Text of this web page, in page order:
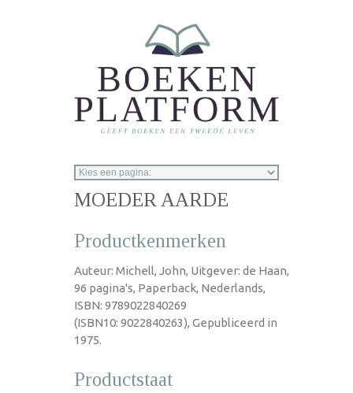
MOEDER AARDE
Productkenmerken
Auteur: Michell, John, Uitgever: de Haan,
96 pagina's, Paperback, Nederlands,
ISBN: 9789022840269
(ISBN10: 9022840263), Gepubliceerd in
1975.
Productstaat